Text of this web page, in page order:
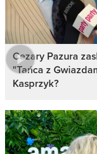
Cezary Pazura
"Tańca z
Kasprzyk?